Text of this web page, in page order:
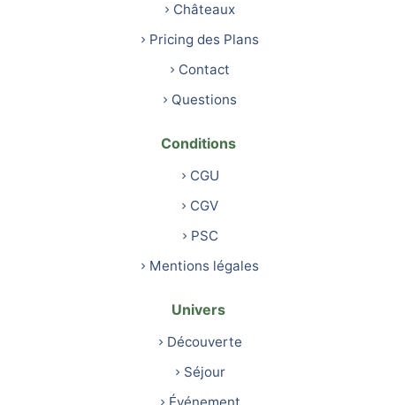
Châteaux
Pricing des Plans
Contact
Questions
Conditions
CGU
CGV
PSC
Mentions légales
Univers
Découverte
Séjour